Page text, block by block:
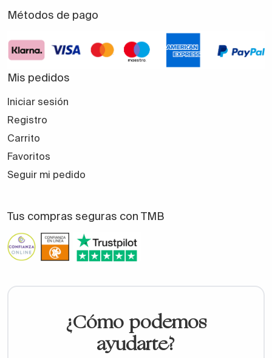
Métodos de pago
Mis pedidos
Iniciar sesión
Registro
Carrito
Favoritos
Seguir mi pedido
Tus compras seguras con TMB
¿Cómo podemos
ayudarte?